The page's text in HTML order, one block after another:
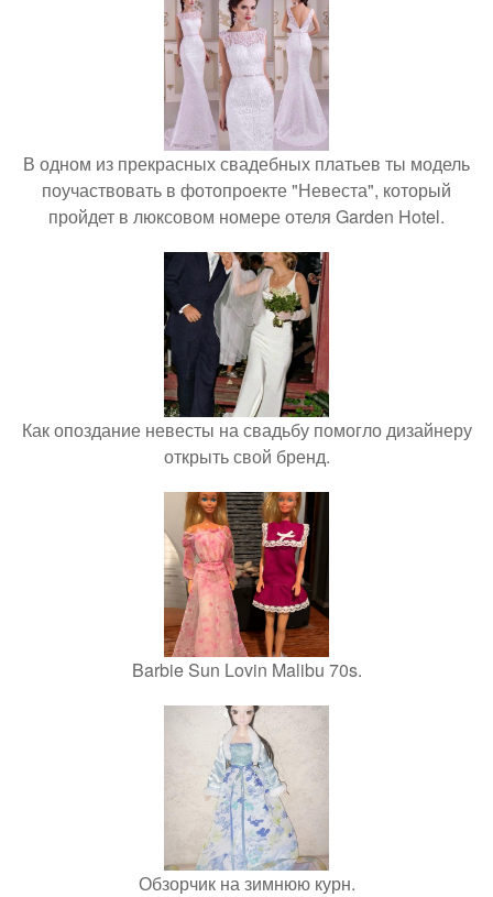
В одном из прекрасных свадебных платьев ты модель
поучаствовать в фотопроекте "Невеста", который
пройдет в люксовом номере отеля Garden Hotel.
Как опоздание невесты на свадьбу помогло дизайнеру
открыть свой бренд.
Barbie Sun Lovin Malibu 70s.
Обзорчик на зимнюю курн.